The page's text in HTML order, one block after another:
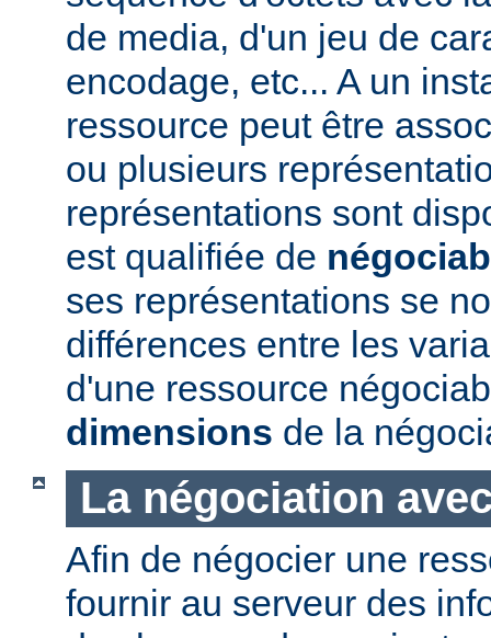
de media, d'un jeu de
encodage, etc... A un
ressource peut être
ou plusieurs
représentations sont
est qualifiée de
ses représentations se
différences entre les
d'une ressource
dimensions de la
La négociation
Afin de négocier une
fournir au serveur des